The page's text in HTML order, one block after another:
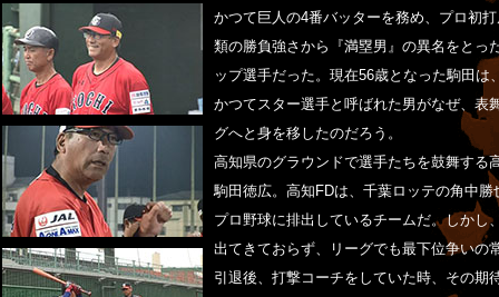
かつて巨人の4番バッターを務め、プロ初
類の勝負強さから『満塁男』の異名をとっ
ップ選手だった。現在56歳となった駒田
かつてスター選手と呼ばれた男がなぜ、表
グへと身を移したのだろう。
高知県のグラウンドで選手たちを鼓舞する
駒田徳広。高知FDは、千葉ロッテの角中
プロ野球に排出しているチームだ。しかし
出てきておらず、リーグでも最下位争いの
引退後、打撃コーチをしていた時、その期